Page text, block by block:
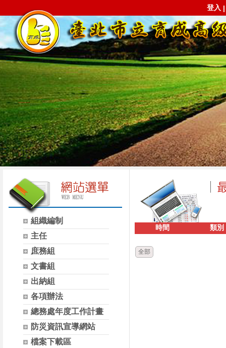
登入
組織編制
主任
庶務組
文書組
出納組
各項辦法
總務處年度工作計畫
防災資訊宣導網站
檔案下載區
時間 類別
全部